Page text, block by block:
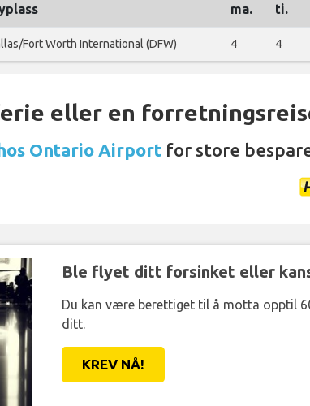
ma. ti.
Fort Worth International (DFW) 4 4
eller en
Ontario Airport for store
Ble flyet ditt forsinket eller
Du kan være berettiget til å motta opptil
ditt.
KREV NÅ!